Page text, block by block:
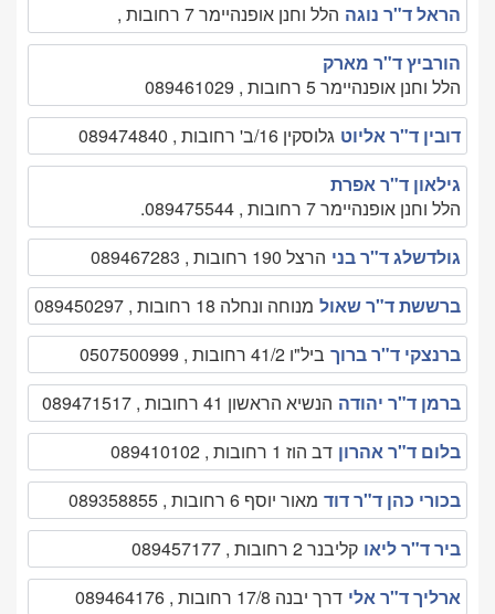
הראל ד"ר נוגה הלל וחנן אופנהיימר 7 רחובות ,
הורביץ ד"ר מארק
הלל וחנן אופנהיימר 5 רחובות , 089461029
דובין ד"ר אליוט גלוסקין 16/ב' רחובות , 089474840
גילאון ד"ר אפרת
הלל וחנן אופנהיימר 7 רחובות , 089475544.
גולדשלג ד"ר בני הרצל 190 רחובות , 089467283
ברששת ד"ר שאול מנוחה ונחלה 18 רחובות , 089450297
ברנצקי ד"ר ברוך ביל"ו 41/2 רחובות , 0507500999
ברמן ד"ר יהודה הנשיא הראשון 41 רחובות , 089471517
בלום ד"ר אהרון דב הוז 1 רחובות , 089410102
בכורי כהן ד"ר דוד מאור יוסף 6 רחובות , 089358855
ביר ד"ר ליאו קליבנר 2 רחובות , 089457177
ארליך ד"ר אלי דרך יבנה 17/8 רחובות , 089464176